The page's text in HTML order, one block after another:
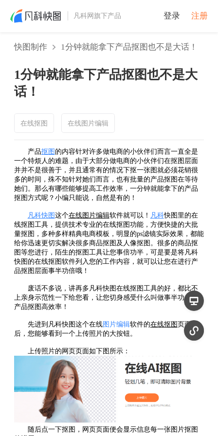
凡科网旗下产品 登录 注册
快图制作 1分钟就能拿下产品抠图也不是大话！
1分钟就能拿下产品抠图也不是大
话！
在线抠图 在线图片编辑
产品抠图的内容针对许多做电商的小伙伴们而言一直全是
一个特烦人的难题，由于大部分做电商的小伙伴们在抠图层面
并并不是很善于，并且通常有的情况下抠一张图就必须花销很
多的时间，殊不知针对她们而言，也有批量的产品抠图在等待
她们。那么有哪些能够提高工作效率，一分钟就能拿下的产品
抠图方式呢？小编只能说，自然是有的！
凡科快图这个在线图片编辑软件就可以！ 凡科快图里的在
线抠图工具，提供技术专业的在线抠图功能，方便快捷的大批
量抠图 ，多种多样精典电商模板，明显的ps滤镜实际效果，都能
给你迅速更切实解决很多商品抠图及人像抠图。很多的商品抠
图等您进行，陌生的抠图工具让您事倍功半，可是要是将凡科
快图的在线抠图软件列入您的工作内容，就可以让您在进行产
品抠图层面事半功倍哦！
废话不多说，讲再多凡科快图在线抠图工具的好，都比不
上亲身示范性一下给您看，让您切身感受什么叫做事半功倍的
产品抠图高效率！
先进到 凡科快图这个在线图片编辑软件的在线抠图页面以
后，您能够看到一个上传照片的大按钮。
上传照片的网页页面如下图所示：
随后点一下抠图 ，网页页面便会显示信息每一张图片抠图